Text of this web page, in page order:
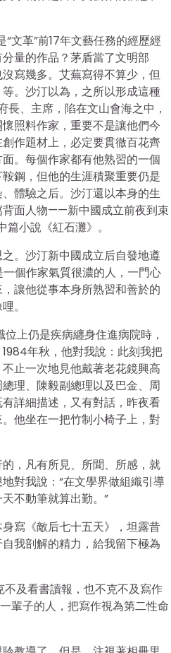
文革”前17年文藝任務的經歷經
量的作品？茅盾當了文明部
寫幾多。艾蕪寫得不算少，但
。沙汀以為，之所以形成這種
長、主席，陷在文山會海之中，
照料作家，重要不是讓他們今
作題材上，必定要貫徹百花齊
。每個作家都有他熟習的一個
鋼，但他的生涯積聚重要仍是
體驗之后。沙汀還以本身的生
背面人物——新中國成立前夜到束
小說《紅石灘》。
。沙汀新中國成立后自發地遵
個作家氣質很濃的人，一門心
讓他從事本身所熟習和善於的
。
上仍是疾病纏身住進病院時，
年秋，他對我說：此刻我把
止一次地見他戴著老花鏡興高
理、陳毅副總理以及巴金、周
詳細描述，又有對話，昨夜看
他坐在一把竹制小椅子上，對
，凡有所見、所聞、所感，就
對我說：“在文學界做組織引導
不動筆就算出勤。”
寫《敵后七十五天》，坦露昔
我剖解的精力，給我留下極為
及看書讀報，也不克不及寫作
輩子的人，把寫作視為第二性命